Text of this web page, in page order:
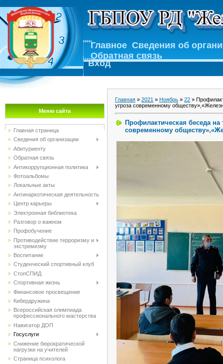
Главное Сведения об
Обратная связь
Вход
Меню сайта
Главная страница
Сведения об организации
Абитуриенту
Обратная связь
Антикоррупционная политика
Фотоальбомы
Локальные акты
Антинаркотическая деятельность
Центр карьеры
Электронная библиотека
Разговор о важном
Профобучение
Противодействие терроризму и
экстремизму
Воспитание
Студенческий спортивный клуб
CтопСПИД
Спортивная жизнь
Финансовое просвещение
Кибердружина
Всероссийская олимпиада
профессионального мастерства
Навигатор ДОП
Госуслуги
Снижение бюрократической
нагрузки на учителей
Страница психолога
Главная » 2021 » Ноябрь » 22 »
угроза современному
Профилактическая беседа на
современному